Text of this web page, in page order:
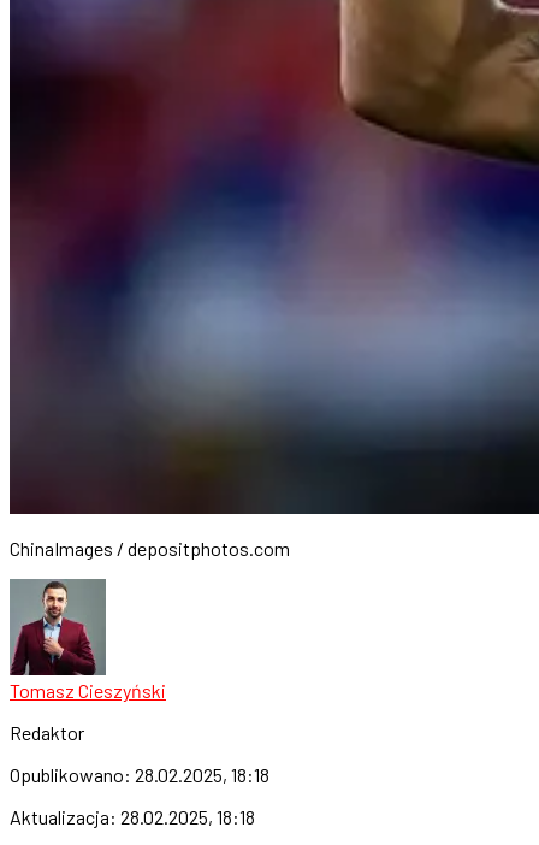
ChinaImages / depositphotos.com
Tomasz Cieszyński
Redaktor
Opublikowano: 28.02.2025, 18:18
Aktualizacja: 28.02.2025, 18:18